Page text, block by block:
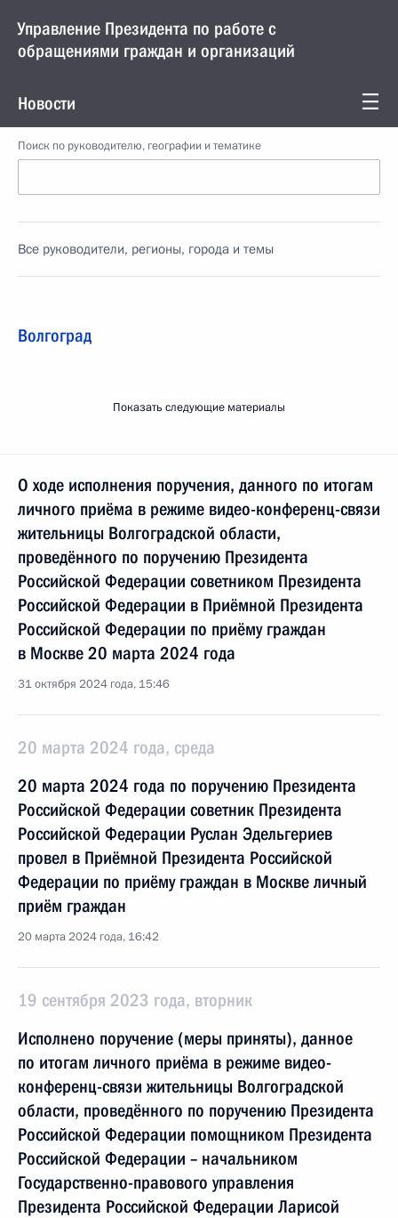
Управление Президента по работе с
обращениями граждан и организаций
Новости
Поиск по руководителю, географии и тематике
Все руководители, регионы, города и темы
Волгоград
Показать следующие материалы
О ходе исполнения поручения, данного по итогам
личного приёма в режиме видео-конференц-связи
жительницы Волгоградской области,
проведённого по поручению Президента
Российской Федерации советником Президента
Российской Федерации в Приёмной Президента
Российской Федерации по приёму граждан
в Москве 20 марта 2024 года
31 октября 2024 года, 15:46
20 марта 2024 года, среда
20 марта 2024 года по поручению Президента
Российской Федерации советник Президента
Российской Федерации Руслан Эдельгериев
провел в Приёмной Президента Российской
Федерации по приёму граждан в Москве личный
приём граждан
20 марта 2024 года, 16:42
19 сентября 2023 года, вторник
Исполнено поручение (меры приняты), данное
по итогам личного приёма в режиме видео-
конференц-связи жительницы Волгоградской
области, проведённого по поручению Президента
Российской Федерации помощником Президента
Российской Федерации – начальником
Государственно-правового управления
Президента Российской Федерации Ларисой